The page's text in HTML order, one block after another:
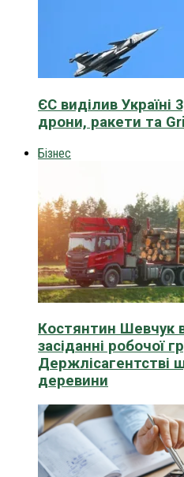
ЄС виділив Україні
дрони, ракети та
Бізнес
Костянтин Шевчук
засіданні робочої
Держлісагентстві
деревини